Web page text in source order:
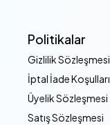
Politikalar
Gizlilik Sözleşmesi
İptal İade Koşulları
Üyelik Sözleşmesi
Satış Sözleşmesi